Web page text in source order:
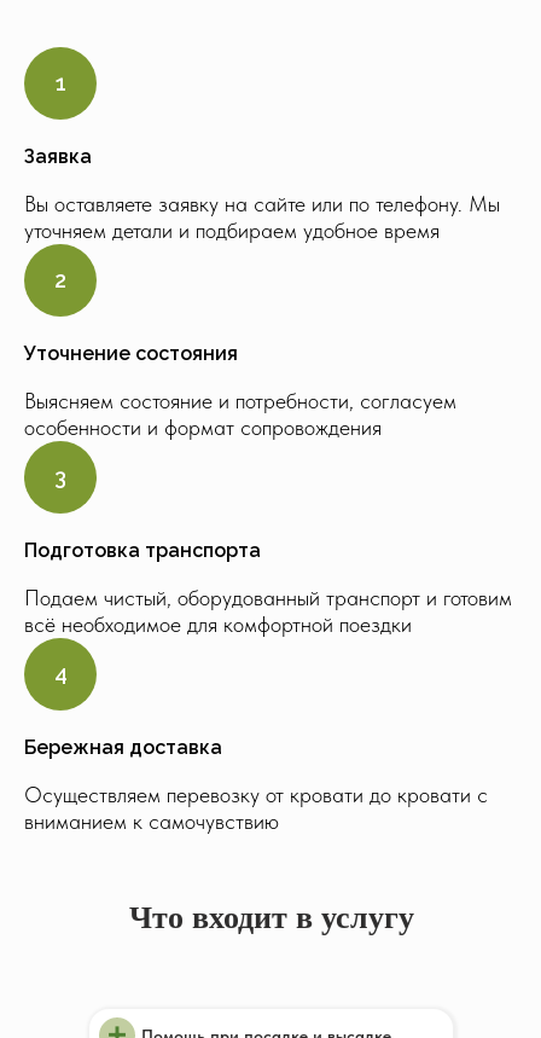
Заявка
Вы оставляете заявку на сайте или по телефону. Мы
уточняем детали и подбираем удобное время
Уточнение состояния
Выясняем состояние и потребности, согласуем
особенности и формат сопровождения
Подготовка транспорта
Подаем чистый, оборудованный транспорт и готовим
всё необходимое для комфортной поездки
Бережная доставка
Осуществляем перевозку от кровати до кровати с
вниманием к самочувствию
Что входит в услугу